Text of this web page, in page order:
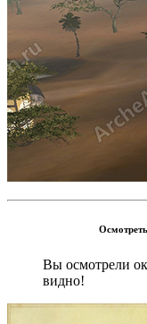
Вы осмотрели
видно!